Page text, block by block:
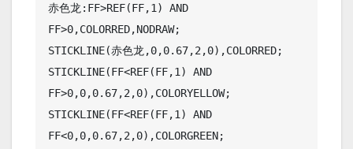
赤色龙:FF>REF(FF,1) AND
FF>0,COLORRED,NODRAW;
STICKLINE(赤色龙,0,0.67,2,0),COLORRED;
STICKLINE(FF<REF(FF,1) AND
FF>0,0,0.67,2,0),COLORYELLOW;
STICKLINE(FF<REF(FF,1) AND
FF<0,0,0.67,2,0),COLORGREEN;